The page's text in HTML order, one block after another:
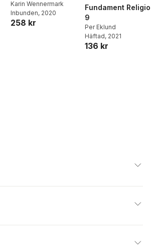
finns
Karin Wennermark
Inbunden, 2020
258 kr
Fundament
9
Per Eklund
Häftad, 2021
136 kr